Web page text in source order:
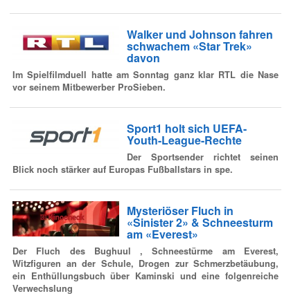
Walker und Johnson fahren
schwachem «Star Trek»
davon
Im Spielfilmduell hatte am Sonntag ganz klar RTL die Nase
vor seinem Mitbewerber ProSieben.
Sport1 holt sich UEFA-
Youth-League-Rechte
Der Sportsender richtet seinen
Blick noch stärker auf Europas Fußballstars in spe.
Mysteriöser Fluch in
«Sinister 2» & Schneesturm
am «Everest»
Der Fluch des Bughuul , Schneestürme am Everest,
Witzfiguren an der Schule, Drogen zur Schmerzbetäubung,
ein Enthüllungsbuch über Kaminski und eine folgenreiche
Verwechslung